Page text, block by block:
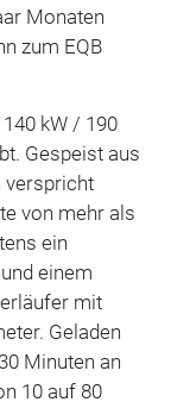
Monaten
zum EQB
kW / 190
Gespeist aus
verspricht
von mehr als
ein
einem
mit
Geladen
Minuten an
10 auf 80